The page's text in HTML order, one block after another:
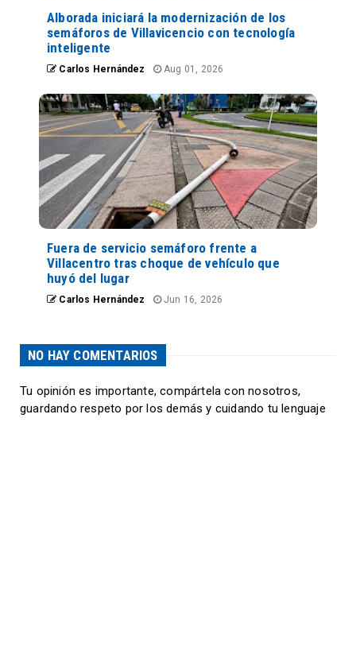
Alborada iniciará la modernización de los
semáforos de Villavicencio con tecnología
inteligente
Carlos Hernández Aug 01, 2026
Fuera de servicio semáforo frente a
Villacentro tras choque de vehículo que
huyó del lugar
Carlos Hernández Jun 16, 2026
NO HAY COMENTARIOS
Tu opinión es importante, compártela con nosotros,
guardando respeto por los demás y cuidando tu lenguaje